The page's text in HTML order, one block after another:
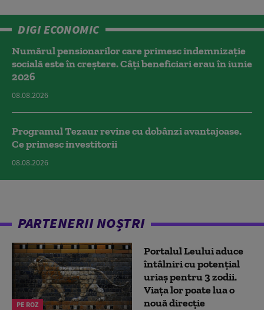
DIGI ECONOMIC
Numărul pensionarilor care primesc indemnizaţie
socială este în creștere. Câți beneficiari erau în iunie
2026
08.08.2026
Programul Tezaur revine cu dobânzi avantajoase.
Ce primesc investitorii
08.08.2026
PARTENERII NOȘTRI
PE ROZ
Portalul Leului aduce
întâlniri cu potențial
uriaș pentru 3 zodii.
Viața lor poate lua o
nouă direcție